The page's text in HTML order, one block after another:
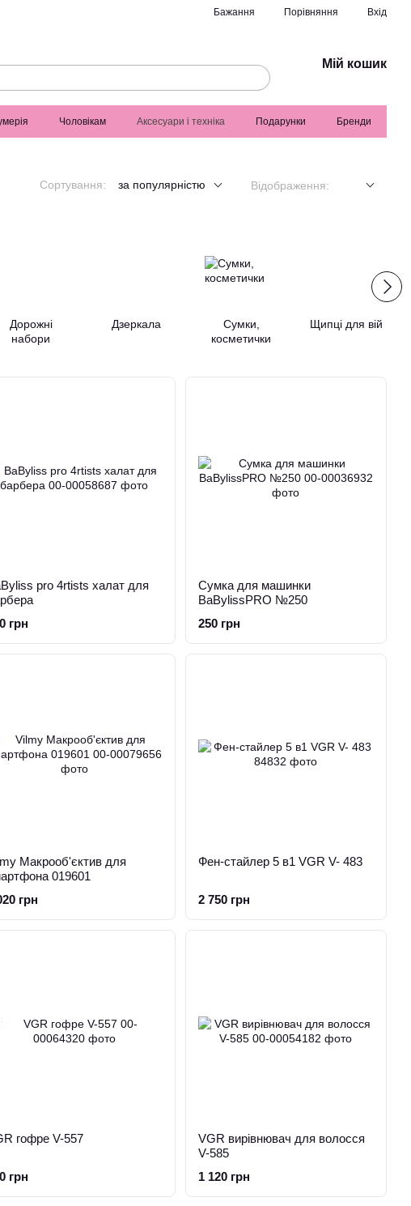
Бажання Порівняння Вхід
Мій кошик
Чоловікам Аксесуари і техніка Подарунки Бренди
Сортування: за популярністю Відображення:
Дорожні
набори
Дзеркала
Сумки,
косметички
Щипці для вій
pro 4rtists халат для
грн
Сумка для машинки
BaBylissPRO №250
250 грн
Макрооб'єктив для
019601
грн
Фен-стайлер 5 в1 VGR V- 483
2 750 грн
гофре V-557
грн
VGR вирівнювач для волосся
V-585
1 120 грн